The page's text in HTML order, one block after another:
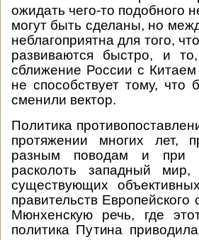
ожидать чего-то подобного
могут быть сделаны, но
неблагоприятна для того,
развиваются быстро, и
сближение России с
не способствует тому,
сменили вектор.
Политика
протяжении многих лет,
разным поводам и при
расколоть западный
существующих
правительств
Мюнхенскую речь, где
политика Путина